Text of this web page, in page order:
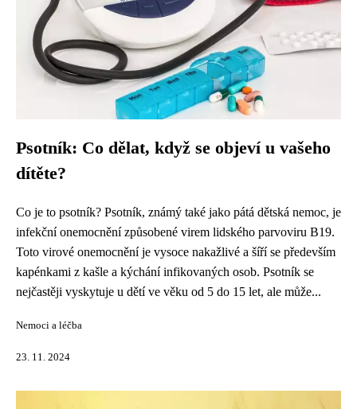
Psotník: Co dělat, když se objeví u vašeho
dítěte?
Co je to psotník? Psotník, známý také jako pátá dětská nemoc, je
infekční onemocnění způsobené virem lidského parvoviru B19.
Toto virové onemocnění je vysoce nakažlivé a šíří se především
kapénkami z kašle a kýchání infikovaných osob. Psotník se
nejčastěji vyskytuje u dětí ve věku od 5 do 15 let, ale může...
Nemoci a léčba
23. 11. 2024